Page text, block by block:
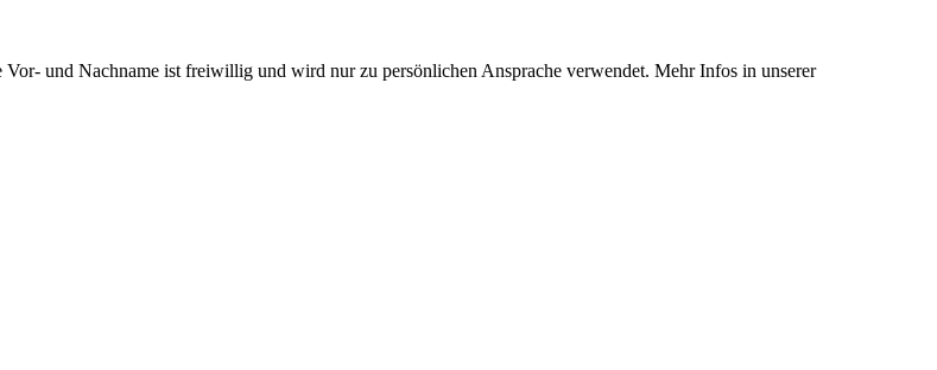
und Nachname ist freiwillig und wird nur zu persönlichen Ansprache verwendet. Mehr Infos in unserer